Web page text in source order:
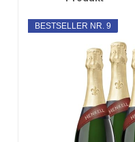
BESTSELLER NR. 9